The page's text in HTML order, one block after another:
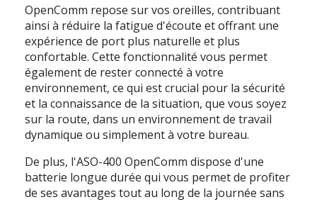
OpenComm repose sur vos oreilles, contribuant
ainsi à réduire la fatigue d'écoute et offrant une
expérience de port plus naturelle et plus
confortable. Cette fonctionnalité vous permet
également de rester connecté à votre
environnement, ce qui est crucial pour la sécurité
et la connaissance de la situation, que vous soyez
sur la route, dans un environnement de travail
dynamique ou simplement à votre bureau.
De plus, l'ASO-400 OpenComm dispose d'une
batterie longue durée qui vous permet de profiter
de ses avantages tout au long de la journée sans